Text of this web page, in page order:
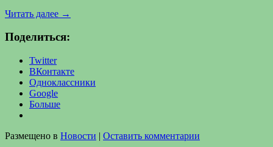
Читать далее →
Поделиться:
Twitter
ВКонтакте
Одноклассники
Google
Больше
Размещено в Новости | Оставить комментарии